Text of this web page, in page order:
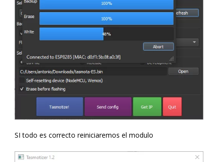
SI todo es correcto reiniciaremos el modulo